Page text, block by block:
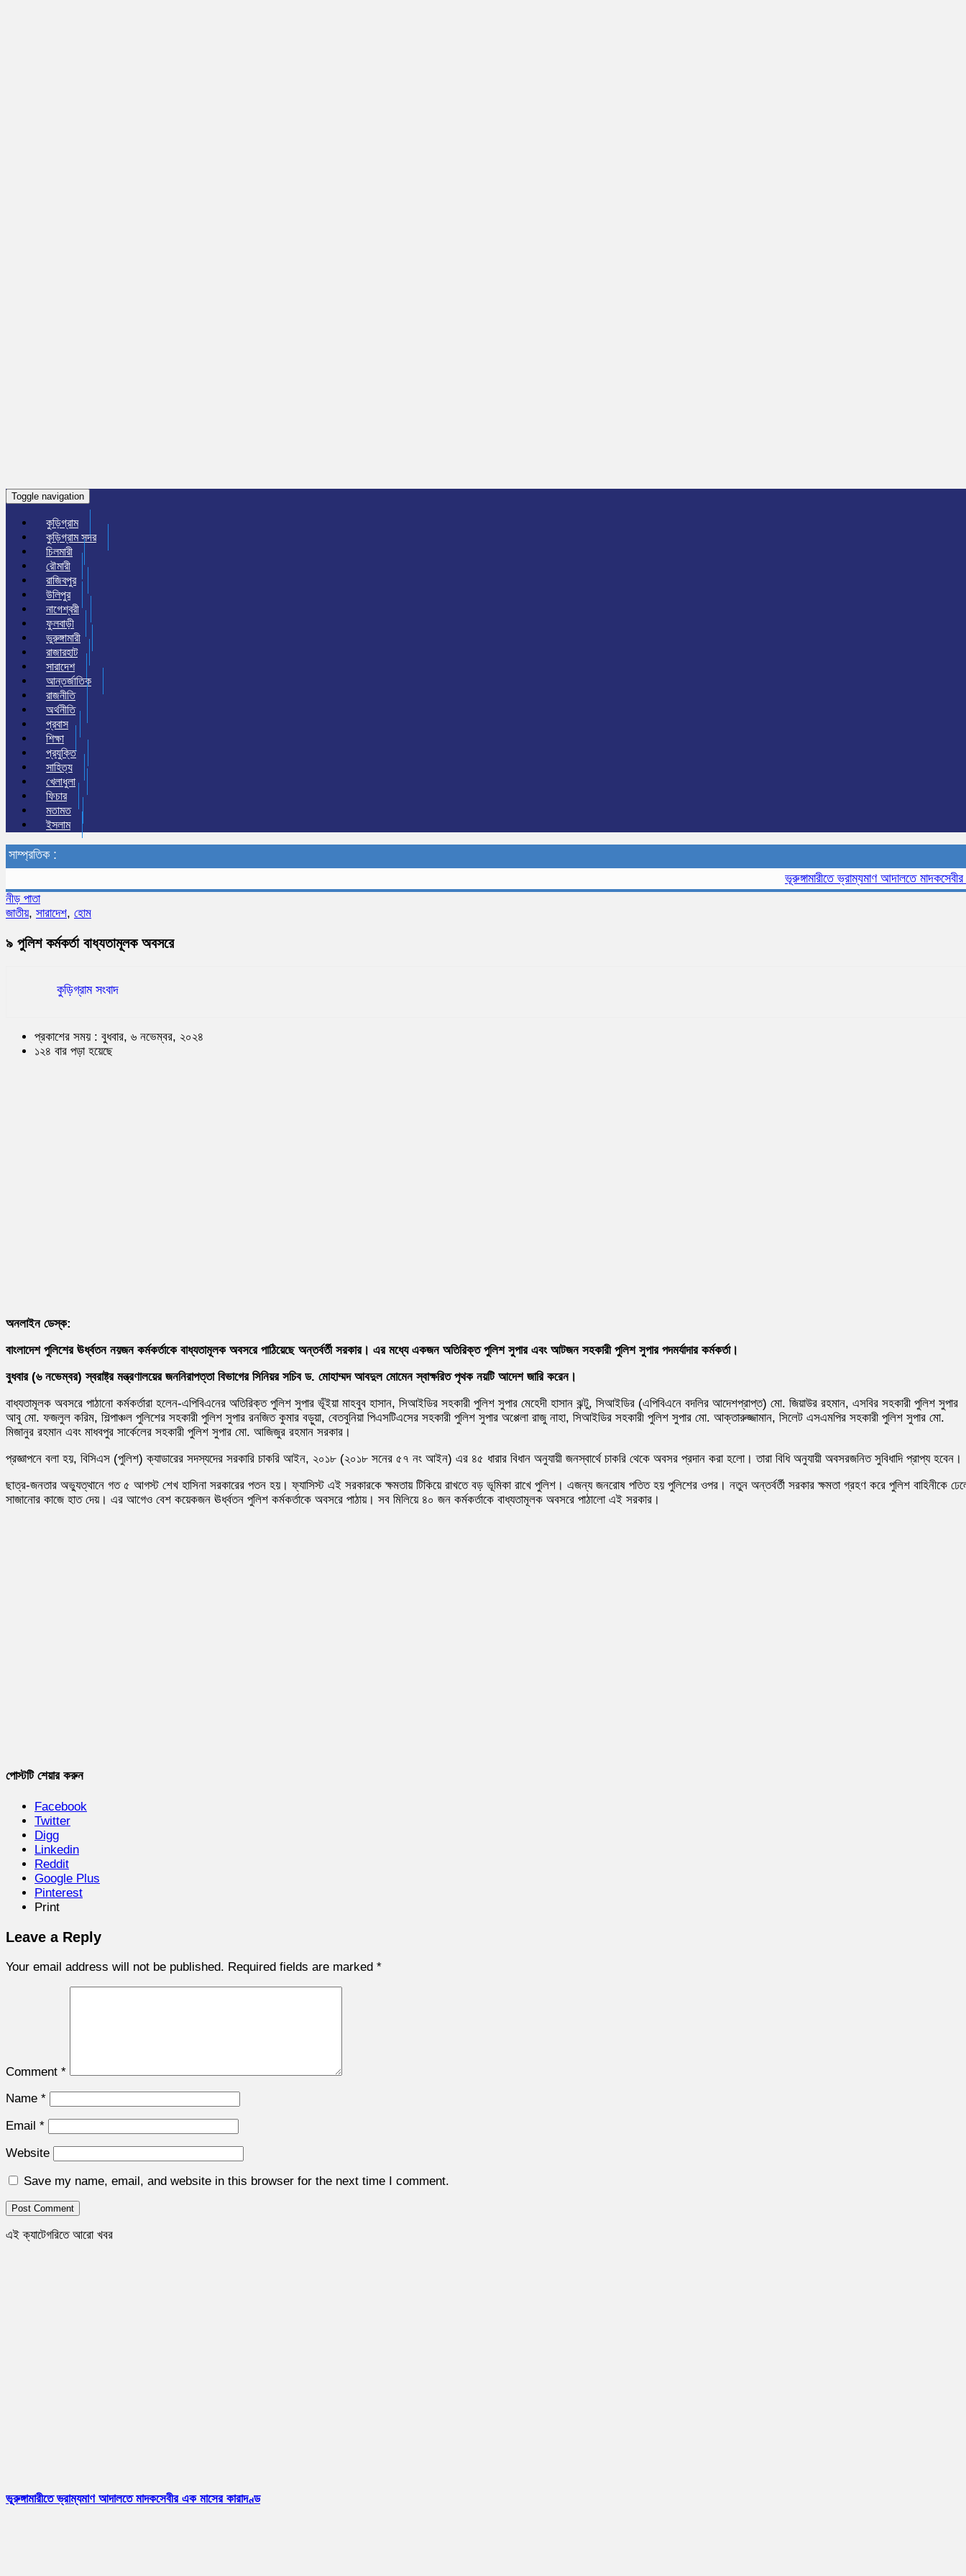
Toggle navigation
কুড়িগ্রাম
কুড়িগ্রাম সদর
চিলমারী
রৌমারী
রাজিবপুর
উলিপুর
নাগেশ্বরী
ফুলবাড়ী
ভুরুঙ্গামারী
রাজারহাট
সারাদেশ
আন্তর্জাতিক
রাজনীতি
অর্থনীতি
প্রবাস
শিক্ষা
প্রযুক্তি
সাহিত্য
খেলাধুলা
ফিচার
মতামত
ইসলাম
সাম্প্রতিক :
ভূরুঙ্গামারীতে ভ্রাম্যমাণ আদালতে মাদকসেবীর এক
নীড় পাতা
জাতীয়, সারাদেশ, হোম
৯ পুলিশ কর্মকর্তা বাধ্যতামূলক অবসরে
কুড়িগ্রাম সংবাদ
প্রকাশের সময় : বুধবার, ৬ নভেম্বর, ২০২৪
১২৪ বার পড়া হয়েছে
অনলাইন ডেস্ক:
বাংলাদেশ পুলিশের ঊর্ধ্বতন নয়জন কর্মকর্তাকে বাধ্যতামূলক অবসরে পাঠিয়েছে অন্তর্বর্তী সরকার। এর মধ্যে একজন অতিরিক্ত পুলিশ সুপার এবং আটজন সহকারী পুলিশ সুপার পদমর্যাদার কর্মকর্তা।
বুধবার (৬ নভেম্বর) স্বরাষ্ট্র মন্ত্রণালয়ের জননিরাপত্তা বিভাগের সিনিয়র সচিব ড. মোহাম্মদ আবদুল মোমেন স্বাক্ষরিত পৃথক নয়টি আদেশ জারি করেন।
বাধ্যতামূলক অবসরে পাঠানো কর্মকর্তারা হলেন-এপিবিএনের অতিরিক্ত পুলিশ সুপার ভূঁইয়া মাহবুব হাসান, সিআইডির সহকারী পুলিশ সুপার মেহেদী হাসান ঝন্টু, সিআইডির (এপিবিএনে বদলির আদেশপ্রাপ্ত) মো. জিয়াউর রহমান, এসবির সহকারী পুলিশ সুপার
আবু মো. ফজলুল করিম, শিল্পাঞ্চল পুলিশের সহকারী পুলিশ সুপার রনজিত কুমার বড়ুয়া, বেতবুনিয়া পিএসটিএসের সহকারী পুলিশ সুপার অপ্পেলা রাজু নাহা, সিআইডির সহকারী পুলিশ সুপার মো. আক্তারুজ্জামান, সিলেট এসএমপির সহকারী পুলিশ সুপার মো.
মিজানুর রহমান এবং মাধবপুর সার্কেলের সহকারী পুলিশ সুপার মো. আজিজুর রহমান সরকার।
প্রজ্ঞাপনে বলা হয়, বিসিএস (পুলিশ) ক্যাডারের সদস্যদের সরকারি চাকরি আইন, ২০১৮ (২০১৮ সনের ৫৭ নং আইন) এর ৪৫ ধারার বিধান অনুযায়ী জনস্বার্থে চাকরি থেকে অবসর প্রদান করা হলো। তারা বিধি অনুযায়ী অবসরজনিত সুবিধাদি প্রাপ্য হবেন।
ছাত্র-জনতার অভ্যুত্থানে গত ৫ আগস্ট শেখ হাসিনা সরকারের পতন হয়। ফ্যাসিস্ট এই সরকারকে ক্ষমতায় টিকিয়ে রাখতে বড় ভূমিকা রাখে পুলিশ। এজন্য জনরোষ পতিত হয় পুলিশের ওপর। নতুন অন্তর্বর্তী সরকার ক্ষমতা গ্রহণ করে পুলিশ বাহিনীকে
সাজানোর কাজে হাত দেয়। এর আগেও বেশ কয়েকজন ঊর্ধ্বতন পুলিশ কর্মকর্তাকে অবসরে পাঠায়। সব মিলিয়ে ৪০ জন কর্মকর্তাকে বাধ্যতামূলক অবসরে পাঠালো এই সরকার।
পোস্টটি শেয়ার করুন
Facebook
Twitter
Digg
Linkedin
Reddit
Google Plus
Pinterest
Print
Leave a Reply
Your email address will not be published. Required fields are marked *
Comment *
Name *
Email *
Website
Save my name, email, and website in this browser for the next time I comment.
এই ক্যাটেগরিতে আরো খবর
ভূরুঙ্গামারীতে ভ্রাম্যমাণ আদালতে মাদকসেবীর এক মাসের কারাদণ্ড